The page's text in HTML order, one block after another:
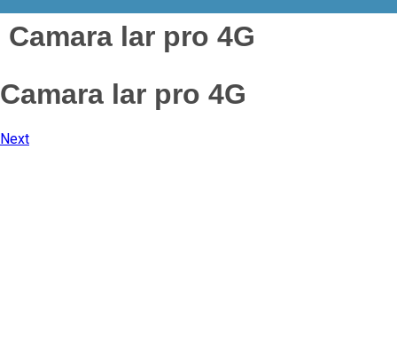
Camara lar pro 4G
Camara lar pro 4G
Next